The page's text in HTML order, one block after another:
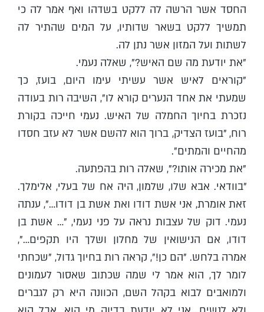
החסד אשר הרשה לה ללקט בשדהו ואף אמר לה כי
תמשיך ללקט בשאר שדותיו, על המים שהתיר לה
לשתות ועל המזון אשר נתן לה.
"את יודעת מה שם האיש?", שאלה נעמי.
"קוראים לאיש אשר עשיתי עימו היום, בועז, כך
שמעתי את אחד הנערים קורא לו", השיבה רות בעודה
נזכרת בחיוך החמלה של האיש. נעמי חייכה בקורת
רוח, "בועז הצדיק, ברוך הוא להשם אשר לא עזב חסדו
מהחיים והמתים".
"את מכירה אותו?", שאלה רות בהפתעה.
"בוודאי. אבא שלו, שלמון, היה אח של בעלי, אלימלך.
זאת אומרת, אני אשת דודו ואת אשת בן דודו…", ענתה
נעמי. דוק של עצבות נראה על פני נעמי, "… אשת בן
דודו, אם הנישואין של מחלון ושלך היו תקפים…",
אמרה בלחש. "הם כן!", קראה רות בחיוך גדול, "שכחתי
לומר לך, הוא אמר לי שמה שכתוב שאסור לעמונים
ולמואבים לבוא בקהל השם, הכוונה היא רק לגברים